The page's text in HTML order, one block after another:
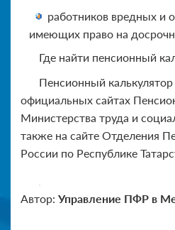
работников вредных и
имеющих право на
Где найти пенсионный
Пенсионный
официальных сайтах
Министерства труда и
также на сайте Отделения
России по Республике
Автор: Управление ПФР в